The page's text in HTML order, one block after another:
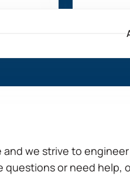
du
et
résine
temps de
we strive to
or need help,